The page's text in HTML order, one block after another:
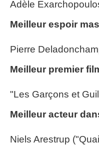
Adèle
Meilleur espoir
Pierre
Meilleur premier
"Les Garçons et
Meilleur acteur
Niels Arestrup